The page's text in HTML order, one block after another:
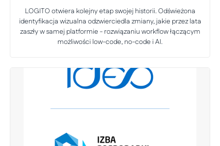
LOGITO otwiera kolejny etap swojej historii. Odświeżona
identyfikacja wizualna odzwierciedla zmiany, jakie przez lata
zaszły w samej platformie - rozwiązaniu workflow łączącym
możliwości low-code, no-code i AI.